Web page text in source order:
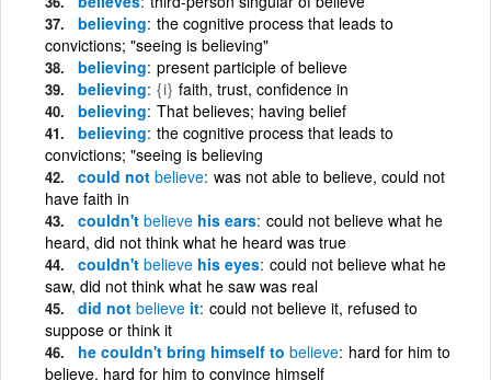
believing the cognitive process that leads to
convictions; "seeing is believing"
believing present participle of believe
believing {i} faith, trust, confidence in
believing That believes; having belief
believing the cognitive process that leads to
convictions; "seeing is believing
could not believe was not able to believe, could not
have faith in
couldn't believe his ears could not believe what he
heard, did not think what he heard was true
couldn't believe his eyes could not believe what he
saw, did not think what he saw was real
did not believe it could not believe it, refused to
suppose or think it
he couldn't bring himself to believe hard for him to
believe, hard for him to convince himself